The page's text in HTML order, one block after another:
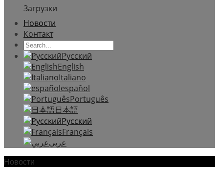
Загрузки
Новости
Контакт
Русский
English
Italiano
español
Português
日本語
Русский
Français
عربي
Новости